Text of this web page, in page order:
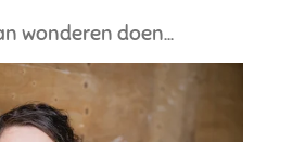
wonderen doen...